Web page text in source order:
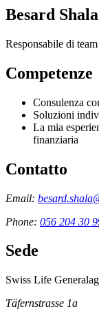
Besard Shala
Responsabile di
Competenze
Consulenza
Soluzioni
La mia
finanziaria
Contatto
Email:
Phone: 056 204 30
Sede
Swiss Life
Täfernstrasse 1a